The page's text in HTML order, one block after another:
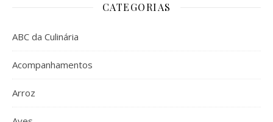
CATEGORIAS
ABC da Culinária
Acompanhamentos
Arroz